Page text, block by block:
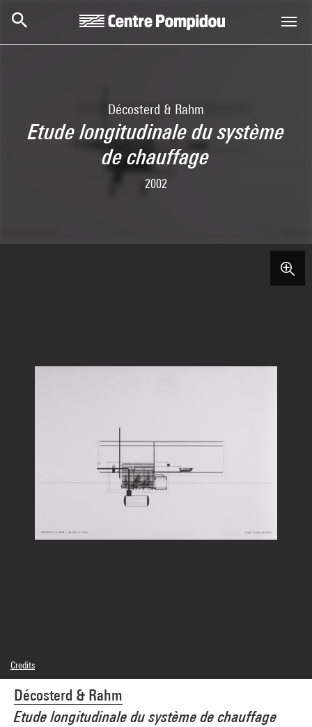
Décosterd & Rahm
Etude longitudinale du système
de chauffage
2002
Décosterd & Rahm
Etude longitudinale du système de chauffage
Credits
© Décosterd & Rahm
Photo credits : Centre Pompidou, MNAM-CCI/Georges Meguerditchian/Dist.
GrandPalaisRmn
Image reference : 4N20560